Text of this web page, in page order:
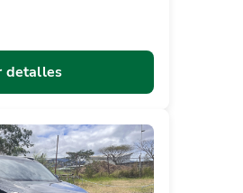
detalles